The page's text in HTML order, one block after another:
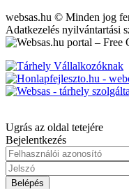
websas.hu © Minden jog
Adatkezelés nyilvántartási
Ugrás az oldal tetejére
Bejelentkezés
Belépés